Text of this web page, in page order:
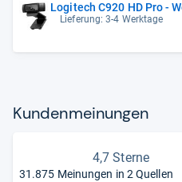
Logitech C920 HD Pro -
Lieferung: 3-4 Werktage
Kun­den­mei­nun­gen
4,7 Sterne
31.875 Meinungen in 2 Quellen